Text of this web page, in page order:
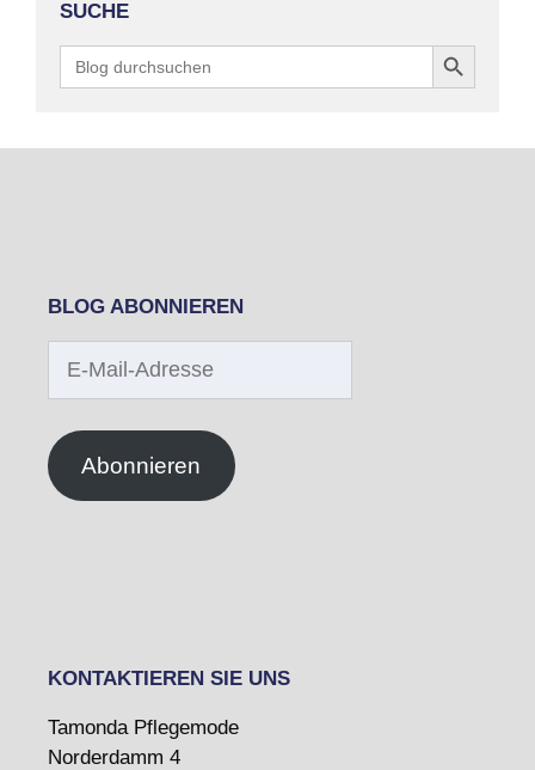
SUCHE
for:
Search Button
BLOG ABONNIEREN
Abonnieren
KONTAKTIEREN SIE UNS
Tamonda Pflegemode
Norderdamm 4